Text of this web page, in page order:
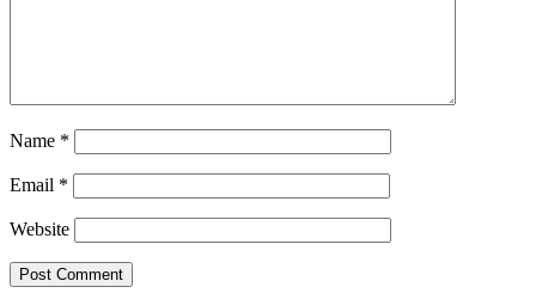
Name *
Email *
Website